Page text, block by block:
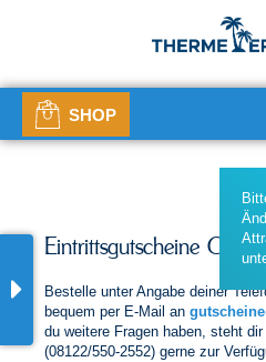
SHOP
Eintrittsgutscheine
Bestelle unter Angabe deiner
bequem per E-Mail an
du weitere Fragen haben, steht
(08122/550-2552) gerne zur